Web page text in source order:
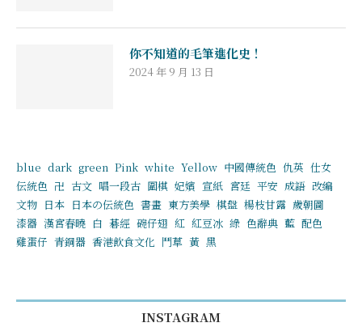
你不知道的毛筆進化史！
2024 年 9 月 13 日
blue dark green Pink white Yellow 中國傳統色 仇英 仕女
伝統色 卍 古文 唱一段古 圍棋 妃嬪 宣紙 宮廷 平安 成語 改編
文物 日本 日本の伝統色 書畫 東方美學 棋盤 楊枝甘露 歲朝圖
漆器 漢宮春曉 白 碁經 碗仔翅 紅 紅豆冰 綠 色辭典 藍 配色
雞蛋仔 青銅器 香港飲食文化 鬥草 黃 黑
INSTAGRAM